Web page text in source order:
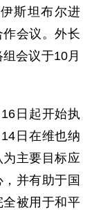
斯坦布尔进
会议。外长
会议于10月
日起开始执
日在维也纳
主要目标应
并有助于国
被用于和平